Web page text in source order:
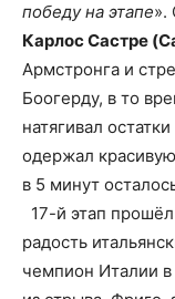
победу на этапе».
Карлос Састре
Армстронга и
Боогерду, в то
натягивал
одержал
в 5 минут
17-й этап
радость
чемпион Италии